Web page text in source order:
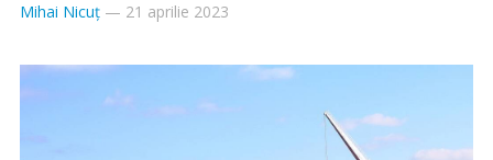
Mihai Nicuț— 21 aprilie 2023